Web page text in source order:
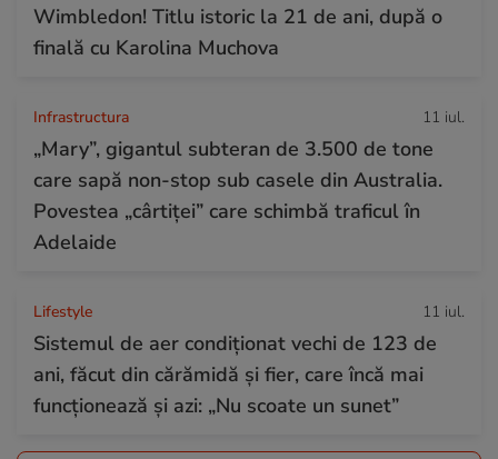
Wimbledon! Titlu istoric la 21 de ani, după o
finală cu Karolina Muchova
Infrastructura 11 iul.
„Mary”, gigantul subteran de 3.500 de tone
care sapă non-stop sub casele din Australia.
Povestea „cârtiței” care schimbă traficul în
Adelaide
Lifestyle 11 iul.
Sistemul de aer condiționat vechi de 123 de
ani, făcut din cărămidă și fier, care încă mai
funcționează și azi: „Nu scoate un sunet”